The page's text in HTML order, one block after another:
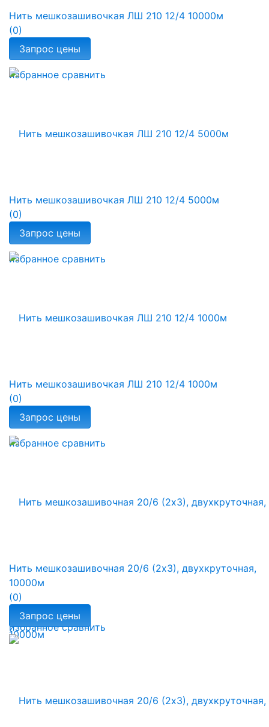
избранное сравнить
Нить мешкозашивочкая ЛШ 210 12/4 10000м
(0)
избранное сравнить
Нить мешкозашивочкая ЛШ 210 12/4 5000м
(0)
избранное сравнить
Нить мешкозашивочкая ЛШ 210 12/4 1000м
(0)
избранное сравнить
Нить мешкозашивочная 20/6 (2х3), двухкруточная,
10000м
(0)